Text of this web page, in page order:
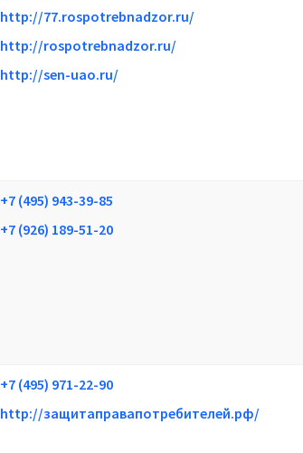
http://77.rospotrebnadzor.ru/
http://rospotrebnadzor.ru/
http://sen-uao.ru/
+7 (495) 943-39-85
+7 (926) 189-51-20
+7 (495) 971-22-90
http://защитаправапотребителей.рф/